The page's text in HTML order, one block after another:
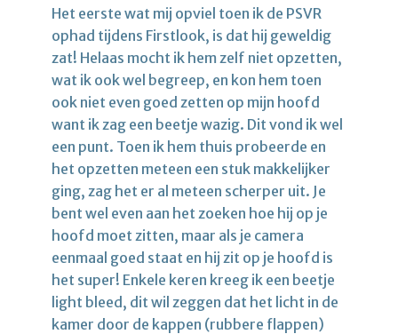
Het eerste wat mij opviel toen ik de PSVR
ophad tijdens Firstlook, is dat hij geweldig
zat! Helaas mocht ik hem zelf niet opzetten,
wat ik ook wel begreep, en kon hem toen
ook niet even goed zetten op mijn hoofd
want ik zag een beetje wazig. Dit vond ik wel
een punt. Toen ik hem thuis probeerde en
het opzetten meteen een stuk makkelijker
ging, zag het er al meteen scherper uit. Je
bent wel even aan het zoeken hoe hij op je
hoofd moet zitten, maar als je camera
eenmaal goed staat en hij zit op je hoofd is
het super! Enkele keren kreeg ik een beetje
light bleed, dit wil zeggen dat het licht in de
kamer door de kappen (rubbere flappen)